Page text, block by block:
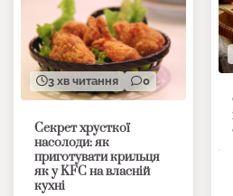
3 хв читання 0
Секрет хрусткої
насолоди: як
приготувати крильця
як у KFC на власній
кухні